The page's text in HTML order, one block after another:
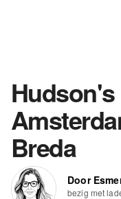
Breda
Door
bezig met